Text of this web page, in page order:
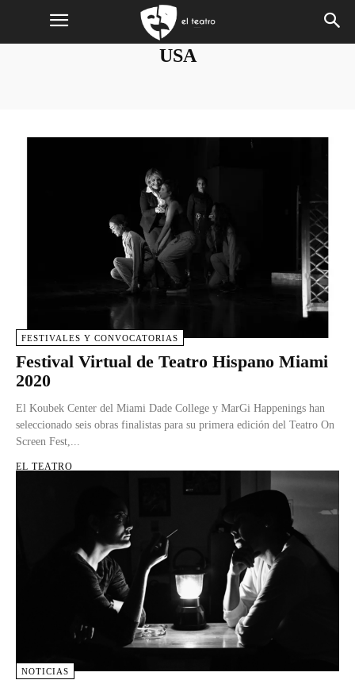
USA
FESTIVALES Y CONVOCATORIAS
Festival Virtual de Teatro Hispano Miami
2020
El Koubek Center del Miami Dade College y MarGi Happenings han
seleccionado seis obras finalistas para su primera edición del Teatro On
Screen Fest,...
EL TEATRO
NOTICIAS